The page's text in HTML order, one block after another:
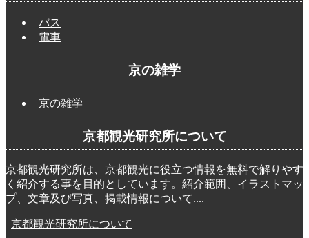
バス
電車
京の雑学
京の雑学
京都観光研究所について
京都観光研究所は、京都観光に役立つ情報を無料で解りやす
く紹介する事を目的としています。紹介範囲、イラストマッ
プ、文章及び写真、掲載情報について....
京都観光研究所について